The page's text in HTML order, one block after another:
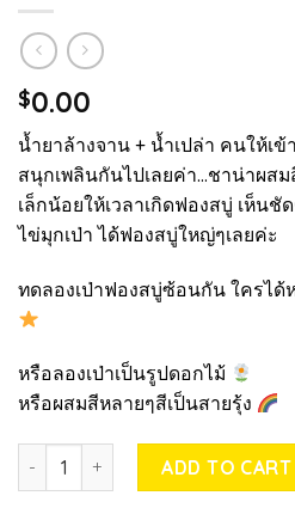
$0.00
น้ำยาล้างจาน + น้ำเปล่า คนให้เ
สนุกเพลินกันไปเลยค่า…ชาน่าผส
เล็กน้อยให้เวลาเกิดฟองสบู่ เห็น
ไข่มุกเป่า ได้ฟองสบู่ใหญ่ๆเลยค่ะ
ทดลองเป่าฟองสบู่ซ้อนกัน ใครได้
หรือลองเป่าเป็นรูปดอกไม้
หรือผสมสีหลายๆสีเป็นสายรุ้ง
Bubble in a Bubble quantity
ADD TO CART